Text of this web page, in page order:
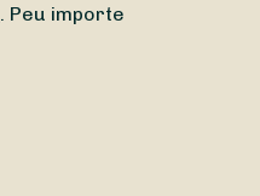
. Peu importe